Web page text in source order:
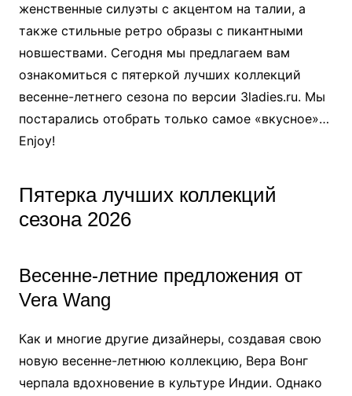
женственные силуэты с акцентом на талии, а
также стильные ретро образы с пикантными
новшествами. Сегодня мы предлагаем вам
ознакомиться с пятеркой лучших коллекций
весенне-летнего сезона по версии 3ladies.ru. Мы
постарались отобрать только самое «вкусное»…
Enjoy!
Пятерка лучших коллекций
сезона 2026
Весенне-летние предложения от
Vera Wang
Как и многие другие дизайнеры, создавая свою
новую весенне-летнюю коллекцию, Вера Вонг
черпала вдохновение в культуре Индии. Однако